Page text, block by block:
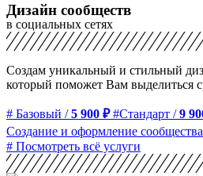
Дизайн сообществ
в социальных сетях
Создам уникальный и стильный
который поможет Вам выделиться
# Базовый /5 900 ₽#Стандарт /9
Создание и оформление
# Посмотреть всё услуги